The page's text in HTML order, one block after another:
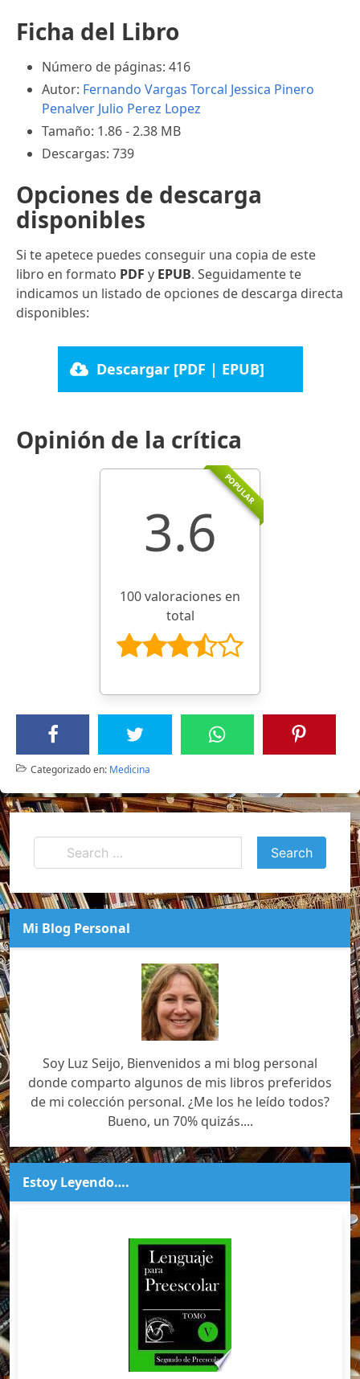
Ficha del Libro
Número de páginas: 416
Autor: Fernando Vargas Torcal Jessica Pinero
Penalver Julio Perez Lopez
Tamaño: 1.86 - 2.38 MB
Descargas: 739
Opciones de descarga
disponibles
Si te apetece puedes conseguir una copia de este
libro en formato PDF y EPUB. Seguidamente te
indicamos un listado de opciones de descarga directa
disponibles:
Descargar [PDF | EPUB]
Opinión de la crítica
POPULAR
3.6
100 valoraciones en
total
Categorizado en: Medicina
Mi Blog Personal
Soy Luz Seijo, Bienvenidos a mi blog personal
donde comparto algunos de mis libros preferidos
de mi colección personal. ¿Me los he leído todos?
Bueno, un 70% quizás....
Estoy Leyendo….